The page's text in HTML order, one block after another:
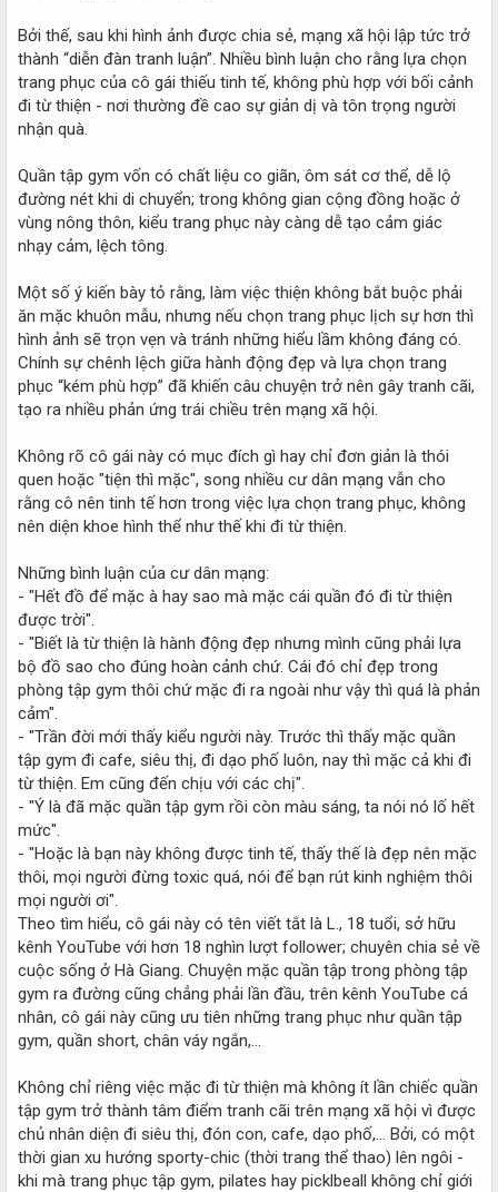
Bởi thế, sau khi hình ảnh được chia sẻ, mạng xã hội lập tức trở
thành “diễn đàn tranh luận”. Nhiều bình luận cho rằng lựa chọn
trang phục của cô gái thiếu tinh tế, không phù hợp với bối cảnh
đi từ thiện - nơi thường đề cao sự giản dị và tôn trọng người
nhận quà.
Quần tập gym vốn có chất liệu co giãn, ôm sát cơ thể, dễ lộ
đường nét khi di chuyển; trong không gian cộng đồng hoặc ở
vùng nông thôn, kiểu trang phục này càng dễ tạo cảm giác
nhạy cảm, lệch tông.
Một số ý kiến bày tỏ rằng, làm việc thiện không bắt buộc phải
ăn mặc khuôn mẫu, nhưng nếu chọn trang phục lịch sự hơn thì
hình ảnh sẽ trọn vẹn và tránh những hiểu lầm không đáng có.
Chính sự chênh lệch giữa hành động đẹp và lựa chọn trang
phục “kém phù hợp” đã khiến câu chuyện trở nên gây tranh cãi,
tạo ra nhiều phản ứng trái chiều trên mạng xã hội.
Không rõ cô gái này có mục đích gì hay chỉ đơn giản là thói
quen hoặc "tiện thì mặc", song nhiều cư dân mạng vẫn cho
rằng cô nên tinh tế hơn trong việc lựa chọn trang phục, không
nên diện khoe hình thể như thế khi đi từ thiện.
Những bình luận của cư dân mạng:
- "Hết đồ để mặc à hay sao mà mặc cái quần đó đi từ thiện
được trời".
- "Biết là từ thiện là hành động đẹp nhưng mình cũng phải lựa
bộ đồ sao cho đúng hoàn cảnh chứ. Cái đó chỉ đẹp trong
phòng tập gym thôi chứ mặc đi ra ngoài như vậy thì quá là phản
cảm".
- "Trần đời mới thấy kiểu người này. Trước thì thấy mặc quần
tập gym đi cafe, siêu thị, đi dạo phố luôn, nay thì mặc cả khi đi
từ thiện. Em cũng đến chịu với các chị".
- "Ý là đã mặc quần tập gym rồi còn màu sáng, ta nói nó lố hết
mức".
- "Hoặc là bạn này không được tinh tế, thấy thế là đẹp nên mặc
thôi, mọi người đừng toxic quá, nói để bạn rút kinh nghiệm thôi
mọi người ơi".
Theo tìm hiểu, cô gái này có tên viết tắt là L., 18 tuổi, sở hữu
kênh YouTube với hơn 18 nghìn lượt follower; chuyên chia sẻ về
cuộc sống ở Hà Giang. Chuyện mặc quần tập trong phòng tập
gym ra đường cũng chẳng phải lần đầu, trên kênh YouTube cá
nhân, cô gái này cũng ưu tiên những trang phục như quần tập
gym, quần short, chân váy ngắn,...
Không chỉ riêng việc mặc đi từ thiện mà không ít lần chiếc quần
tập gym trở thành tâm điểm tranh cãi trên mạng xã hội vì được
chủ nhân diện đi siêu thị, đón con, cafe, dạo phố,... Bởi, có một
thời gian xu hướng sporty-chic (thời trang thể thao) lên ngôi -
khi mà trang phục tập gym, pilates hay picklbeall không chỉ giới